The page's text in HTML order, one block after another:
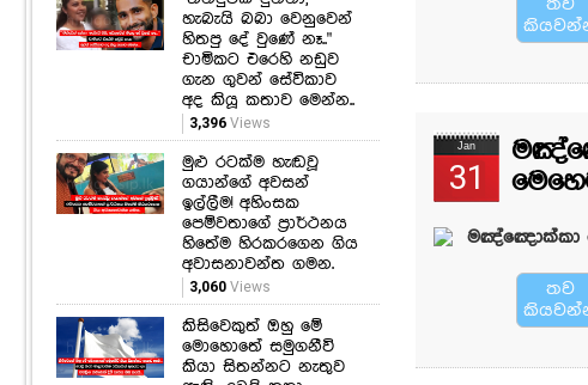
තව
Jan
31
මඤ්ඤොක්කා
තව
හැබැයි බබා වෙනුවෙන්
හිතපු දේ වුණේ නෑ.."
චාමිකට එරෙහි නඩුව
ගැන ගුවන් සේවිකාව
අද කියූ කතාව මෙන්න..
3,396 Views
මුළු රටක්ම හැඬවූ
ගයාන්ගේ අවසන්
ඉල්ලීම! අහිංසක
පෙම්වතාගේ ප්‍රාර්ථනය
හිතේම හිරකරගෙන ගිය
අවාසනාවන්ත ගමන.
3,060 Views
කිසිවෙකුත් ඔහු මේ
මොහොතේ සමුගනීවි
කියා සිතන්නට නැතුව